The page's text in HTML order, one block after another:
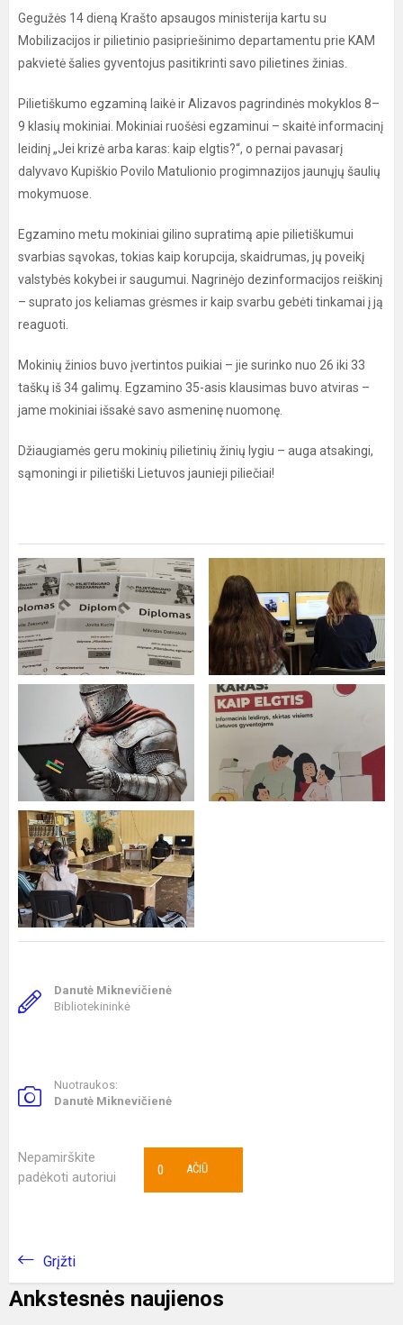
Gegužės 14 dieną Krašto apsaugos ministerija kartu su
Mobilizacijos ir pilietinio pasipriešinimo departamentu prie KAM
pakvietė šalies gyventojus pasitikrinti savo pilietines žinias.
Pilietiškumo egzaminą laikė ir Alizavos pagrindinės mokyklos 8–
9 klasių mokiniai. Mokiniai ruošėsi egzaminui – skaitė informacinį
leidinį „Jei krizė arba karas: kaip elgtis?“, o pernai pavasarį
dalyvavo Kupiškio Povilo Matulionio progimnazijos jaunųjų šaulių
mokymuose.
Egzamino metu mokiniai gilino supratimą apie pilietiškumui
svarbias sąvokas, tokias kaip korupcija, skaidrumas, jų poveikį
valstybės kokybei ir saugumui. Nagrinėjo dezinformacijos reiškinį
– suprato jos keliamas grėsmes ir kaip svarbu gebėti tinkamai į ją
reaguoti.
Mokinių žinios buvo įvertintos puikiai – jie surinko nuo 26 iki 33
taškų iš 34 galimų. Egzamino 35-asis klausimas buvo atviras –
jame mokiniai išsakė savo asmeninę nuomonę.
Džiaugiamės geru mokinių pilietinių žinių lygiu – auga atsakingi,
sąmoningi ir pilietiški Lietuvos jaunieji piliečiai!
Danutė Miknevičienė
Bibliotekininkė
Nuotraukos:
Danutė Miknevičienė
Nepamirškite
padėkoti autoriui
AČIŪ
0
Grįžti
Ankstesnės naujienos